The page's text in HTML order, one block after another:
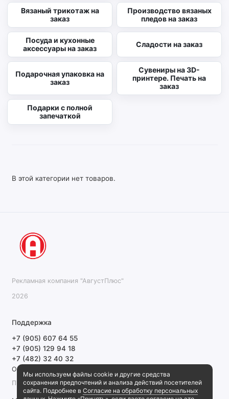
Вязаный трикотаж на
заказ
Производство вязаных
пледов на заказ
Посуда и кухонные
аксессуары на заказ
Сладости на заказ
Подарочная упаковка на
заказ
Сувениры на 3D-
принтере. Печать на
заказ
Подарки с полной
запечаткой
В этой категории нет товаров.
Мы используем файлы cookie и другие средства
сохранения предпочтений и анализа действий посетителей
сайта. Подробнее в Согласие на обработку персональных
Рекламная компания "АвгустПлюс"
2026
Поддержка
+7 (905) 607 64 55
+7 (905) 129 94 18
+7 (482) 32 40 32
Обратный звонок
ПН-ПТ 9:00-18:00 СБ, ВС выходной